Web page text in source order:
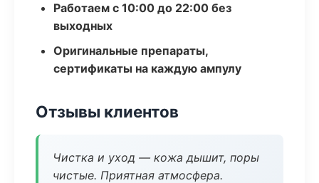
Работаем с 10:00 до 22:00 без
выходных
Оригинальные препараты,
сертификаты на каждую ампулу
Отзывы клиентов
Чистка и уход — кожа дышит, поры
чистые. Приятная атмосфера.